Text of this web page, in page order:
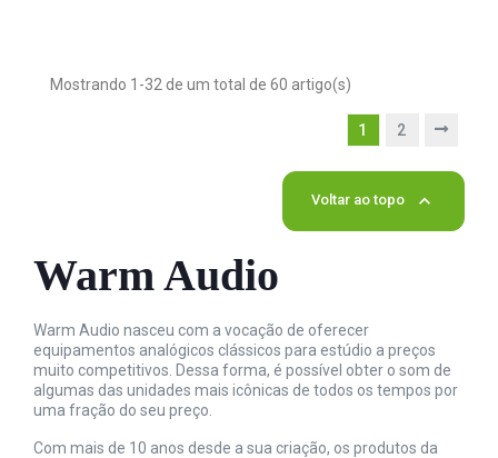
Mostrando 1-32 de um total de 60 artigo(s)
1 2
Voltar ao topo 
Warm Audio
Warm Audio nasceu com a vocação de oferecer
equipamentos analógicos clássicos para estúdio a preços
muito competitivos. Dessa forma, é possível obter o som de
algumas das unidades mais icônicas de todos os tempos por
uma fração do seu preço.
Com mais de 10 anos desde a sua criação, os produtos da